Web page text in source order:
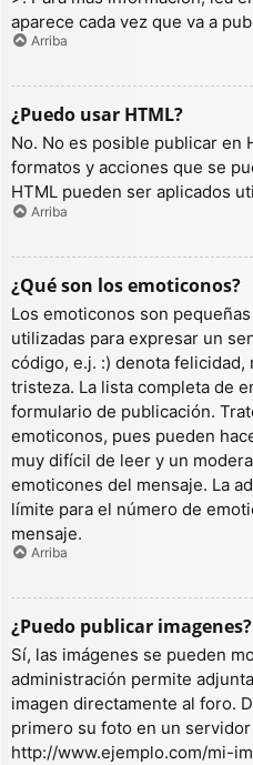
aparece cada vez que va a
Arriba
¿Puedo usar HTML?
No. No es posible publicar en
formatos y acciones que se
HTML pueden ser aplicados
Arriba
¿Qué son los emoticonos?
Los emoticonos son
utilizadas para expresar un
código, e.j. :) denota felicidad,
tristeza. La lista completa de
formulario de publicación.
emoticonos, pues pueden
muy difícil de leer y un
emoticones del mensaje. La
límite para el número de
mensaje.
Arriba
¿Puedo publicar imagenes?
Sí, las imágenes se pueden
administración permite
imagen directamente al foro.
primero su foto en un
http://www.ejemplo.com/mi-